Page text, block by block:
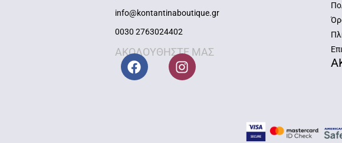
info@kontantinaboutique.gr
0030 2763024402
ΑΚΟΛΟΥΘΗΣΤΕ ΜΑΣ